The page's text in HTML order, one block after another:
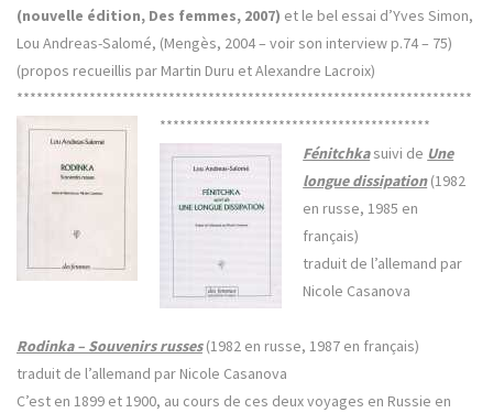
(nouvelle édition, Des femmes, 2007) et le bel essai d’Yves Simon,
Lou Andreas-Salomé, (Mengès, 2004 – voir son interview p.74 – 75)
(propos recueillis par Martin Duru et Alexandre Lacroix)
*********************************************************************
*****************************************
Fénitchkasuivi de Une
longue dissipation(1982
en russe, 1985 en
français)
traduit de l’allemand par
Nicole Casanova
Rodinka – Souvenirs russes(1982 en russe, 1987 en français)
traduit de l’allemand par Nicole Casanova
C’est en 1899 et 1900, au cours de ces deux voyages en Russie en